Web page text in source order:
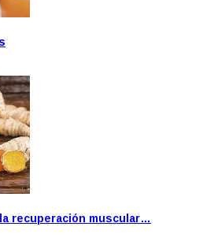
recuperación muscular…